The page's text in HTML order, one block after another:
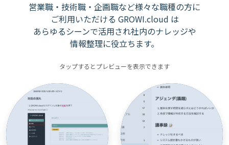
営業職・技術職・企画職など様々な職種の方に
ご利用いただける GROWI.cloud は
あらゆるシーンで活用され社内のナレッジや
情報整理に役立ちます。
タップするとプレビューを表示できます